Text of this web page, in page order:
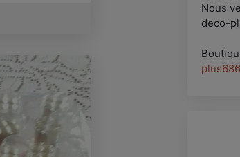
Nous
deco-